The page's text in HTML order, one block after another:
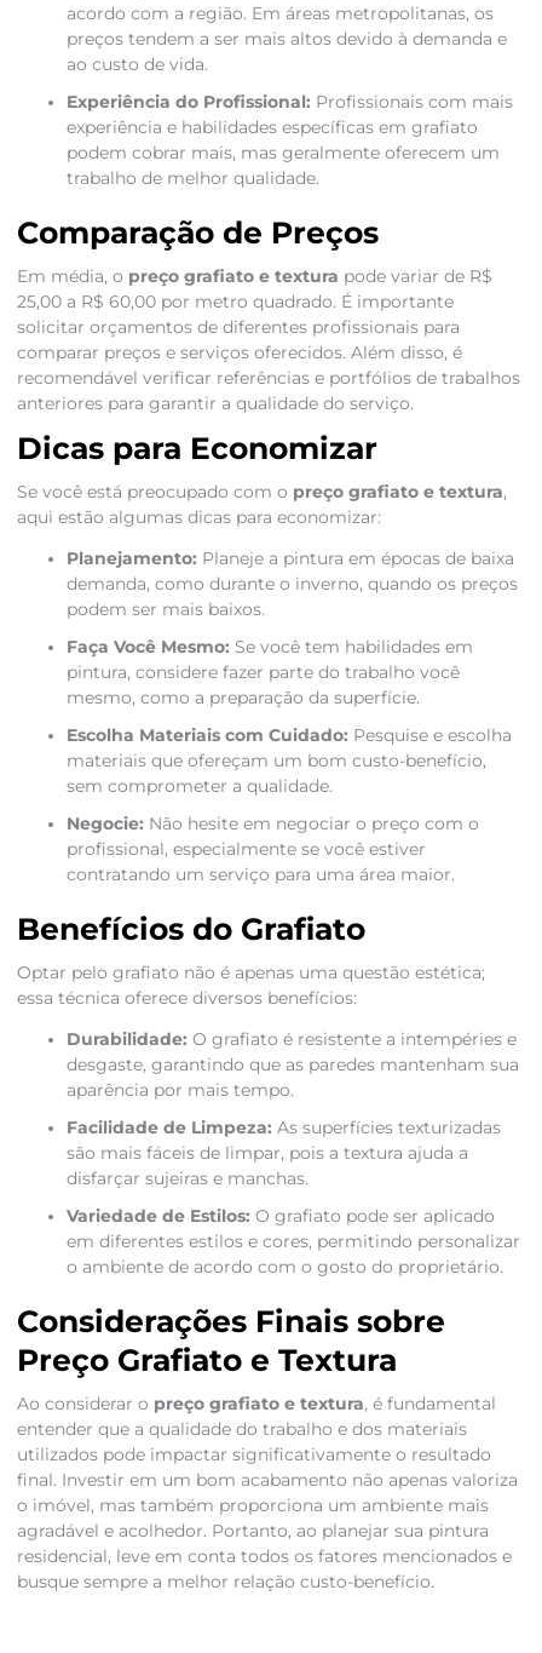
acordo com a região. Em áreas metropolitanas, os
preços tendem a ser mais altos devido à demanda e
ao custo de vida.
Experiência do Profissional: Profissionais com mais
experiência e habilidades específicas em grafiato
podem cobrar mais, mas geralmente oferecem um
trabalho de melhor qualidade.
Comparação de Preços
Em média, o preço grafiato e textura pode variar de R$
25,00 a R$ 60,00 por metro quadrado. É importante
solicitar orçamentos de diferentes profissionais para
comparar preços e serviços oferecidos. Além disso, é
recomendável verificar referências e portfólios de trabalhos
anteriores para garantir a qualidade do serviço.
Dicas para Economizar
Se você está preocupado com o preço grafiato e textura,
aqui estão algumas dicas para economizar:
Planejamento: Planeje a pintura em épocas de baixa
demanda, como durante o inverno, quando os preços
podem ser mais baixos.
Faça Você Mesmo: Se você tem habilidades em
pintura, considere fazer parte do trabalho você
mesmo, como a preparação da superfície.
Escolha Materiais com Cuidado: Pesquise e escolha
materiais que ofereçam um bom custo-benefício,
sem comprometer a qualidade.
Negocie: Não hesite em negociar o preço com o
profissional, especialmente se você estiver
contratando um serviço para uma área maior.
Benefícios do Grafiato
Optar pelo grafiato não é apenas uma questão estética;
essa técnica oferece diversos benefícios:
Durabilidade: O grafiato é resistente a intempéries e
desgaste, garantindo que as paredes mantenham sua
aparência por mais tempo.
Facilidade de Limpeza: As superfícies texturizadas
são mais fáceis de limpar, pois a textura ajuda a
disfarçar sujeiras e manchas.
Variedade de Estilos: O grafiato pode ser aplicado
em diferentes estilos e cores, permitindo personalizar
o ambiente de acordo com o gosto do proprietário.
Considerações Finais sobre
Preço Grafiato e Textura
Ao considerar o preço grafiato e textura, é fundamental
entender que a qualidade do trabalho e dos materiais
utilizados pode impactar significativamente o resultado
final. Investir em um bom acabamento não apenas valoriza
o imóvel, mas também proporciona um ambiente mais
agradável e acolhedor. Portanto, ao planejar sua pintura
residencial, leve em conta todos os fatores mencionados e
busque sempre a melhor relação custo-benefício.